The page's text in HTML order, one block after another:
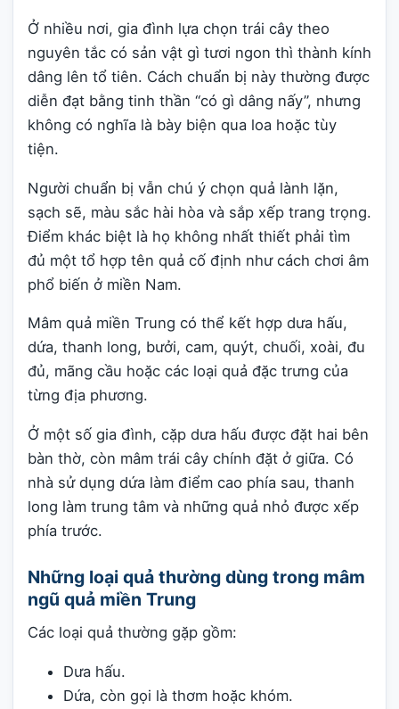
Ở nhiều nơi, gia đình lựa chọn trái cây theo
nguyên tắc có sản vật gì tươi ngon thì thành kính
dâng lên tổ tiên. Cách chuẩn bị này thường được
diễn đạt bằng tinh thần “có gì dâng nấy”, nhưng
không có nghĩa là bày biện qua loa hoặc tùy
tiện.
Người chuẩn bị vẫn chú ý chọn quả lành lặn,
sạch sẽ, màu sắc hài hòa và sắp xếp trang trọng.
Điểm khác biệt là họ không nhất thiết phải tìm
đủ một tổ hợp tên quả cố định như cách chơi âm
phổ biến ở miền Nam.
Mâm quả miền Trung có thể kết hợp dưa hấu,
dứa, thanh long, bưởi, cam, quýt, chuối, xoài, đu
đủ, mãng cầu hoặc các loại quả đặc trưng của
từng địa phương.
Ở một số gia đình, cặp dưa hấu được đặt hai bên
bàn thờ, còn mâm trái cây chính đặt ở giữa. Có
nhà sử dụng dứa làm điểm cao phía sau, thanh
long làm trung tâm và những quả nhỏ được xếp
phía trước.
Những loại quả thường dùng trong mâm
ngũ quả miền Trung
Các loại quả thường gặp gồm:
Dưa hấu.
Dứa, còn gọi là thơm hoặc khóm.